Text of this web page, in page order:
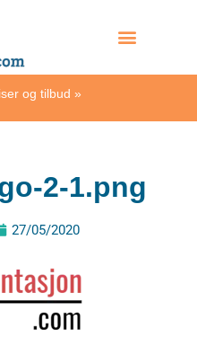
og tilbud »
2-1.png
27/05/2020